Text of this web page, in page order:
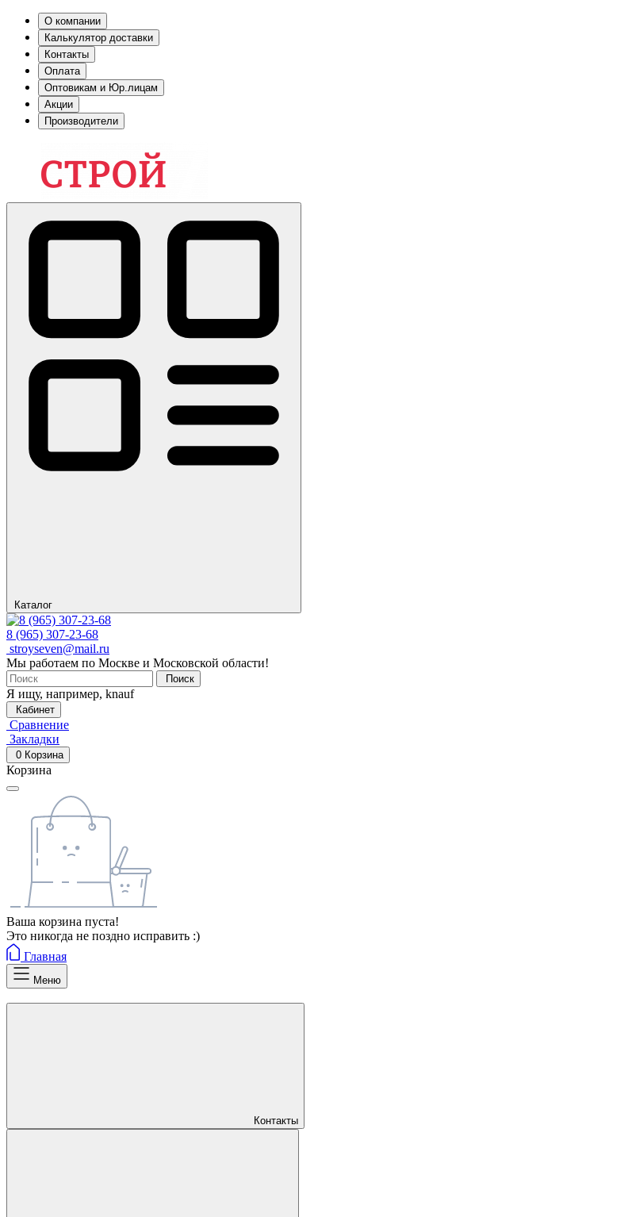
О компании
Калькулятор доставки
Контакты
Оплата
Оптовикам и Юр.лицам
Акции
Производители
Каталог
8 (965) 307-23-68
stroyseven@mail.ru
Мы работаем по Москве и Московской области!
Поиск
Я ищу, например, knauf
Кабинет
Сравнение
Закладки
0 Корзина
Корзина
Ваша корзина пуста!
Это никогда не поздно исправить :)
Главная
Меню
Контакты